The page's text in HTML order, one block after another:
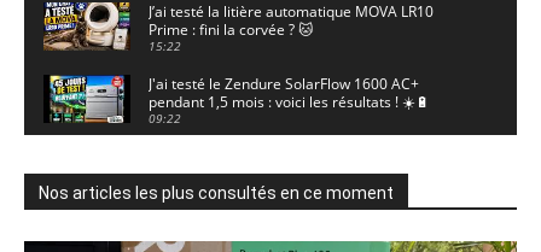
J’ai testé la litière automatique MOVA LR10
Prime : fini la corvée ? 🐱
15:22
J'ai testé le Zendure SolarFlow 1600 AC+
pendant 1,5 mois : voici les résultats ! ☀️🔋
09:22
enregistre 24/7 grâce à l'AOV ! ☀️📹
11:30
Gouy-en-Artois. 18/07/2026
Nos articles les plus consultés en ce moment